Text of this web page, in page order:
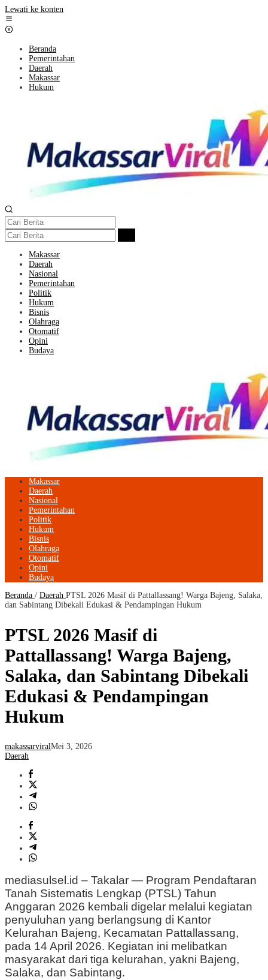
Lewati ke konten
Beranda
Pemerintahan
Daerah
Makassar
Hukum
Makassar
Daerah
Nasional
Pemerintahan
Politik
Hukum
Bisnis
Olahraga
Otomatif
Opini
Budaya
Makassar
Daerah
Nasional
Pemerintahan
Politik
Hukum
Bisnis
Olahraga
Otomatif
Opini
Budaya
Beranda / Daerah PTSL 2026 Masif di Pattallassang! Warga Bajeng, Salaka,
dan Sabintang Dibekali Edukasi & Pendampingan Hukum
PTSL 2026 Masif di
Pattallassang! Warga Bajeng,
Salaka, dan Sabintang Dibekali
Edukasi & Pendampingan
Hukum
makassarviralMei 3, 2026
Daerah
mediasulsel.id – Takalar — Program Pendaftaran
Tanah Sistematis Lengkap (PTSL) Tahun
Anggaran 2026 kembali digelar melalui kegiatan
penyuluhan yang berlangsung di Kantor
Kelurahan Bajeng, Kecamatan Pattallassang,
pada 14 April 2026. Kegiatan ini melibatkan
masyarakat dari tiga kelurahan, yakni Bajeng,
Salaka, dan Sabintang.